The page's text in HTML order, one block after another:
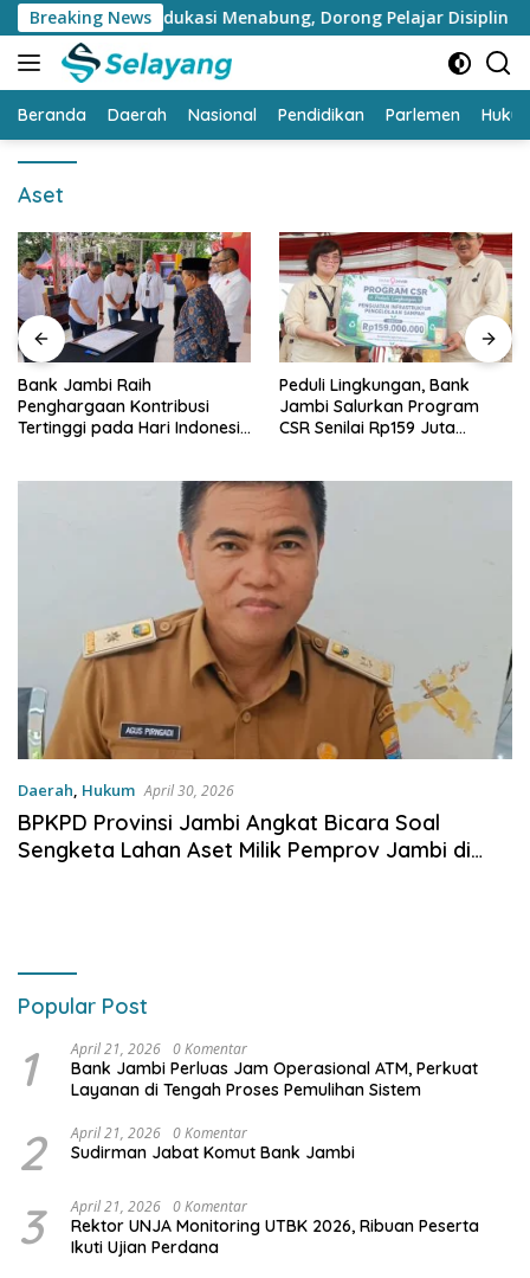
Langsung
ke
konten
Breaking News
Perkuat Edukasi Menabung, Dorong Pelajar Disiplin
Beranda Daerah Nasional Pendidikan Parlemen
Aset
Bank Jambi Raih
Penghargaan Kontribusi
Tertinggi pada Hari Indonesia
Peduli Lingkungan, Bank
Jambi Salurkan Program
CSR Senilai Rp159 Juta
Daerah, Hukum April 30, 2026
BPKPD Provinsi Jambi Angkat Bicara Soal
Sengketa Lahan Aset Milik Pemprov Jambi di
Popular Post
1 April 21, 2026 0 Komentar
Bank Jambi Perluas Jam Operasional ATM, Perkuat
Layanan di Tengah Proses Pemulihan Sistem
2 April 21, 2026 0 Komentar
Sudirman Jabat Komut Bank Jambi
3 April 21, 2026 0 Komentar
Rektor UNJA Monitoring UTBK 2026, Ribuan Peserta
Ikuti Ujian Perdana